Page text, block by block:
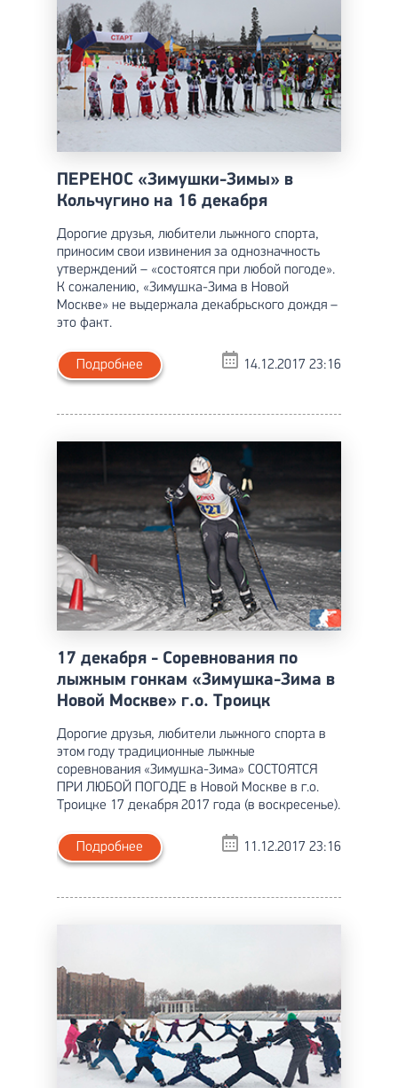
ПЕРЕНОС «Зимушки-Зимы» в
Кольчугино на 16 декабря
Дорогие друзья, любители лыжного спорта,
приносим свои извинения за однозначность
утверждений – «состоятся при любой погоде».
К сожалению, «Зимушка-Зима в Новой
Москве» не выдержала декабрьского дождя –
это факт.
Подробнее 14.12.2017 23:16
17 декабря - Соревнования по
лыжным гонкам «Зимушка-Зима в
Новой Москве» г.о. Троицк
Дорогие друзья, любители лыжного спорта в
этом году традиционные лыжные
соревнования «Зимушка-Зима» СОСТОЯТСЯ
ПРИ ЛЮБОЙ ПОГОДЕ в Новой Москве в г.о.
Троицке 17 декабря 2017 года (в воскресенье).
Подробнее 11.12.2017 23:16